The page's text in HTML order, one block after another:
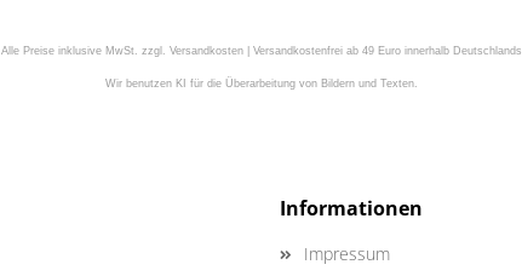
Alle Preise inklusive MwSt. zzgl. Versandkosten | Versandkostenfrei ab 49 Euro innerhalb Deutschlands
Wir benutzen KI für die Überarbeitung von Bildern und Texten.
Informationen
Impressum